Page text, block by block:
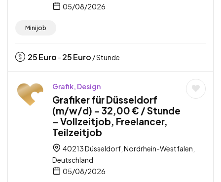
05/08/2026
Minijob
25Euro - 25Euro / Stunde
Grafik, Design
Grafiker für Düsseldorf
(m/w/d) – 32,00 € / Stunde
– Vollzeitjob, Freelancer,
Teilzeitjob
40213 Düsseldorf, Nordrhein-Westfalen,
Deutschland
05/08/2026